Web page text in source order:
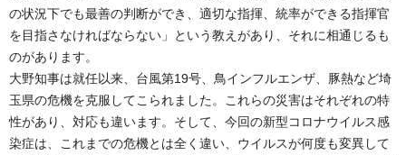
の状況下でも最善の判断ができ、適切な指揮、統率ができる指揮官
を目指さなければならない」という教えがあり、それに相通じるも
のがあります。
大野知事は就任以来、台風第19号、鳥インフルエンザ、豚熱など埼
玉県の危機を克服してこられました。これらの災害はそれぞれの特
性があり、対応も違います。そして、今回の新型コロナウイルス感
染症は、これまでの危機とは全く違い、ウイルスが何度も変異して